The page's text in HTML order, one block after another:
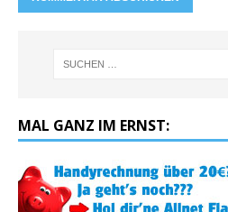
MAL GANZ IM ERNST: